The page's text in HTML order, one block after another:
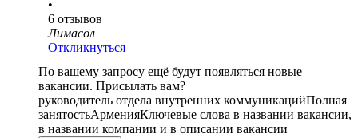
•
6 отзывов
Лимасол
Откликнуться
По вашему запросу ещё будут появляться новые
вакансии. Присылать вам?
руководитель отдела внутренних коммуникацийПолная
занятостьАрменияКлючевые слова в названии вакансии,
в названии компании и в описании вакансии